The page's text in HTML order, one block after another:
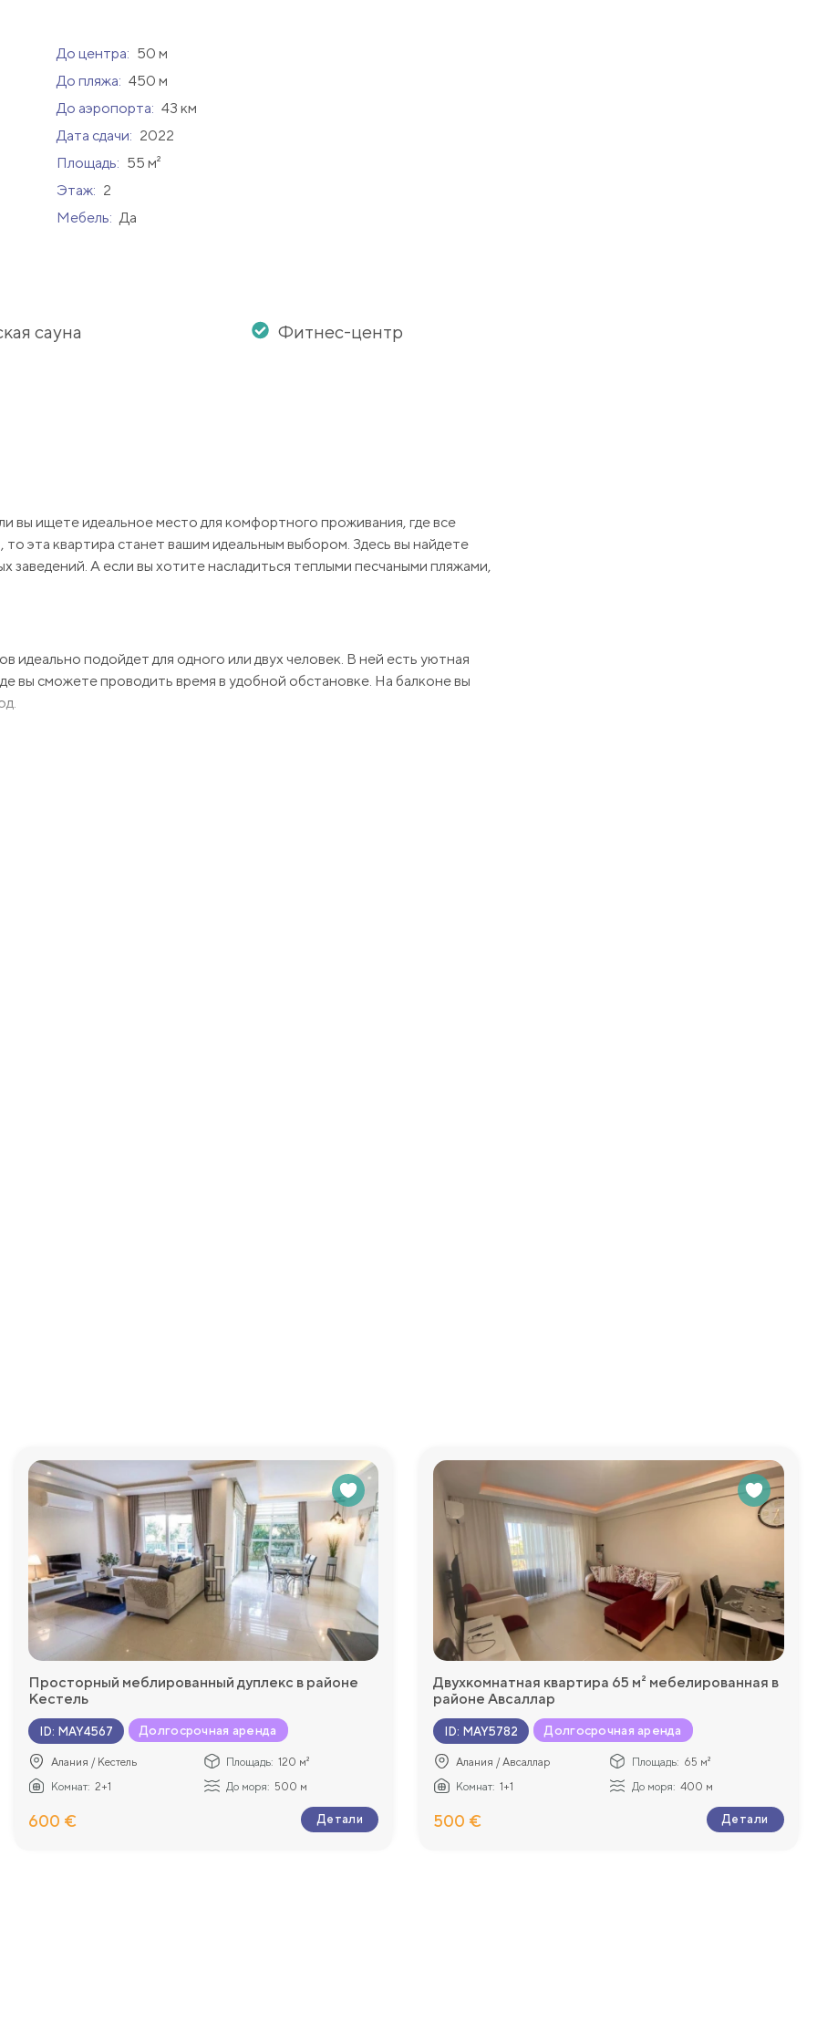
До центра: 50 м
До пляжа: 450 м
До аэропорта: 43 км
Дата сдачи: 2022
Площадь: 55 м²
Этаж: 2
Мебель: Да
сауна Фитнес-центр
вы ищете идеальное место для комфортного проживания, где все
эта квартира станет вашим идеальным выбором. Здесь вы найдете
заведений. А если вы хотите насладиться теплыми песчаными пляжами,
идеально подойдет для одного или двух человек. В ней есть уютная
вы сможете проводить время в удобной обстановке. На балконе вы
и насладиться активным образом жизни. Если вы любите заниматься
Просторный меблированный дуплекс в районе
Кестель
ID: MAY4567 Долгосрочная аренда
Алания / Кестель Площадь: 120 м²
Комнат: 2+1 До моря: 500 м
600 € Детали
Двухкомнатная квартира 65 м² мебелированная в
районе Авсаллар
ID: MAY5782 Долгосрочная аренда
Алания / Авсаллар Площадь: 65 м²
Комнат: 1+1 До моря: 400 м
500 € Детали